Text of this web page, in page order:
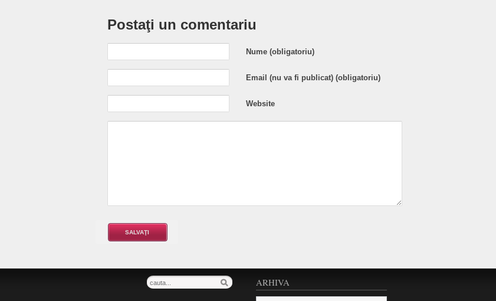
Postaţi un comentariu
Nume (obligatoriu)
Email (nu va fi publicat) (obligatoriu)
Website
ARHIVA